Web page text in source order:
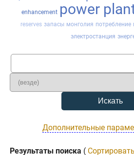
enhancement power
reserves запасы монголия потребление
электростанция
Дополнительные
Результаты поиска (